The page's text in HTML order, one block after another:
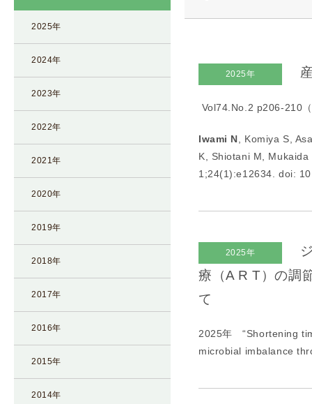
授
I
I
生
殖
補
医
（
A
R
卵
子
凍
2025年
2024年
2023年
2022年
2021年
2020年
2019年
2018年
2017年
2016年
2015年
2014年
2025年
Vol74.No.2 p206-210
Iwami N , Komiya S,
K, Shiotani M,
1;24(1):e12634. doi:
2025年
療（A R T）の調
て
2025年 “Shortening
microbial imbalance